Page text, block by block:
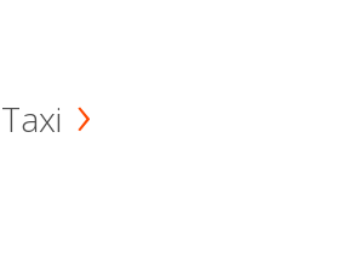
Taxi